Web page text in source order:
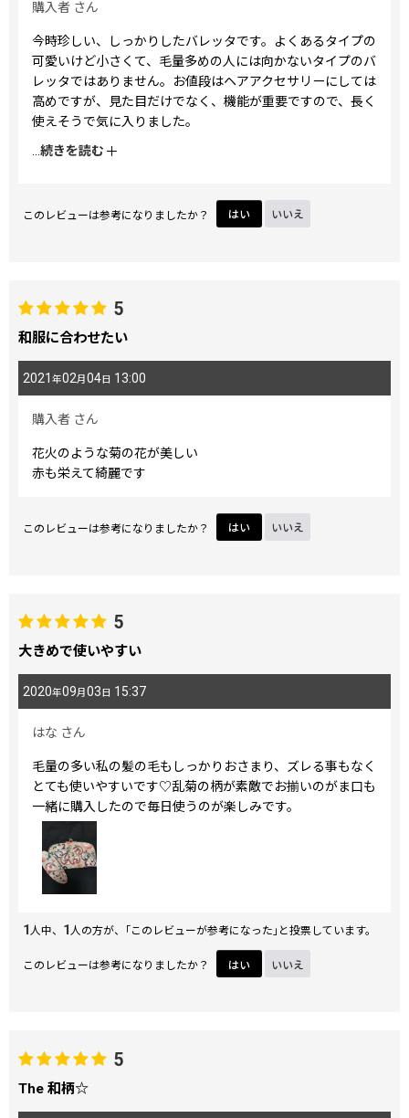
購入者 さん
今時珍しい、しっかりしたバレッタです。よくあるタイプの
可愛いけど小さくて、毛量多めの人には向かないタイプのバ
レッタではありません。お値段はヘアアクセサリーにしては
高めですが、見た目だけでなく、機能が重要ですので、長く
使えそうで気に入りました。
頭は小さめ、卵型ですが、バレッタが大きすぎて見えること
もないです。
ましたが、髪に映えます。柄が和柄ですがすごく目立つわけ
ではないので、洋服に合わせてもゴチャゴチャして見えず、
くなってしまうので、デザインをもう少しだけ年齢層広めに
続きを読む
このレビューは参考になりましたか？ はい いいえ
5
和服に合わせたい
2021 年02月04日 13:00
購入者 さん
花火のような菊の花が美しい
赤も栄えて綺麗です
このレビューは参考になりましたか？ はい いいえ
5
大きめで使いやすい
2020年09月 03 日 15:37
はな さん
毛量の多い私の髪の毛もしっかりおさまり、ズレる事もなく
とても使いやすいです♡乱菊の柄が素敵でお揃いのがま口も
一緒に購入したので毎日使うのが楽しみです。
1人中、 1人の方が、｢このレビューが参考になった｣と投票しています。
このレビューは参考になりましたか？ はい いいえ
5
The 和柄☆